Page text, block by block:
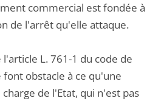
commercial est fondée à
de l'arrêt qu'elle attaque.
L. 761-1 du code de
obstacle à ce qu'une
de l'Etat, qui n'est pas